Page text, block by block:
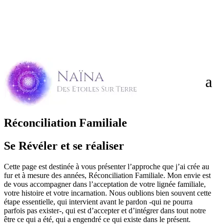
Réconciliation Familiale
Se Révéler et se réaliser
Cette page est destinée à vous présenter l’approche que j’ai crée au
fur et à mesure des années, Réconciliation Familiale. Mon envie est
de vous accompagner dans l’acceptation de votre lignée familiale,
votre histoire et votre incarnation. Nous oublions bien souvent cette
étape essentielle, qui intervient avant le pardon -qui ne pourra
parfois pas exister-, qui est d’accepter et d’intégrer dans tout notre
être ce qui a été, qui a engendré ce qui existe dans le présent.